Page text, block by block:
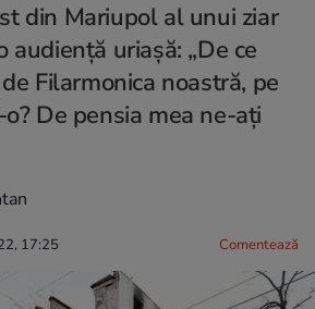
din Mariupol al unui ziar
audiență uriașă: „De ce
Filarmonica noastră, pe
De pensia mea ne-ați
17:25 Comentează